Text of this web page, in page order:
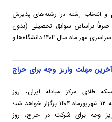
و انتخاب رشته در رشته‌های پذیرش
صرفاً براساس سوابق تحصیلی (بدون
آزمون) سراسری مهر ماه سال ۱۴۰۴ دانشگاه‌ها و
آخرین مهلت واریز وجه برای حراج
طلای مرکز مبادله ایران، روز
چهارشنبه ۱۲ شهریورماه ۱۴۰۴ برگزار خواهد شد؛
وجه برای شرکت در حراج، روز